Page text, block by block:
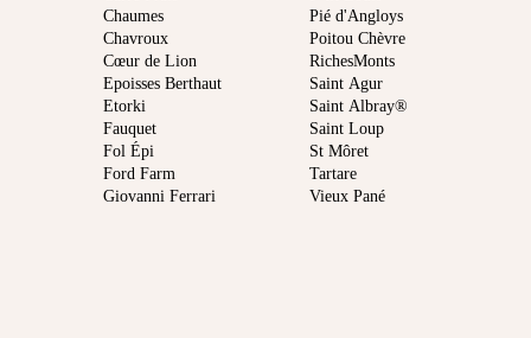
Chaumes
Chavroux
Cœur de Lion
Epoisses Berthaut
Etorki
Fauquet
Fol Épi
Ford Farm
Giovanni Ferrari
Pié d'Angloys
Poitou Chèvre
RichesMonts
Saint Agur
Saint Albray®
Saint Loup
St Môret
Tartare
Vieux Pané